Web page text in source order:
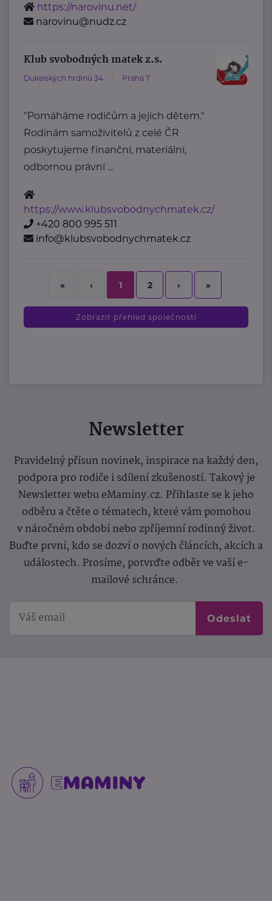
https://narovinu.net/
narovinu@nudz.cz
Klub svobodných matek z.s.
Dukelských hrdinů 34 Praha 7
"Pomáháme rodičům a jejich dětem."
Rodinám samoživitelů z celé ČR
poskytujeme finanční, materiální,
odbornou právní ...
https://www.klubsvobodnychmatek.cz/
+420 800 995 511
info@klubsvobodnychmatek.cz
« ‹ 1 2 › »
Zobrazit přehled společností
Newsletter
Pravidelný přísun novinek, inspirace na každý den,
podpora pro rodiče i sdílení zkušeností. Takový je
Newsletter webu eMaminy.cz. Přihlaste se k jeho
odběru a čtěte o tématech, které vám pomohou
v náročném období nebo zpříjemní rodinný život.
Buďte první, kdo se dozví o nových článcích, akcích a
událostech. Prosíme, potvrďte odběr ve vaší e-
mailové schránce.
Odeslat